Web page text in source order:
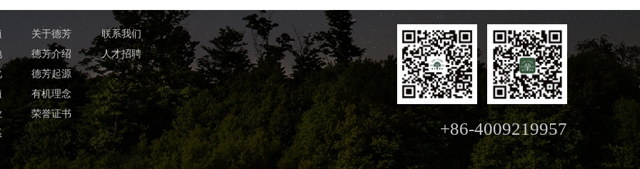
关于德芳
德芳介绍
德芳起源
有机理念
荣誉证书
联系我们
人才招聘
+86-4009219957